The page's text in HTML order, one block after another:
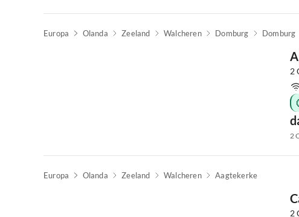
Europa Olanda Zeeland Walcheren Domburg Domburg
2
2
Europa Olanda Zeeland Walcheren Aagtekerke
2